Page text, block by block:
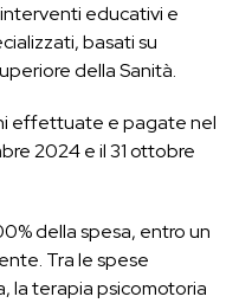
educativi e
basati su
della Sanità.
effettuate e pagate nel
2024 e il 31 ottobre
della spesa, entro un
Tra le spese
la terapia psicomotoria